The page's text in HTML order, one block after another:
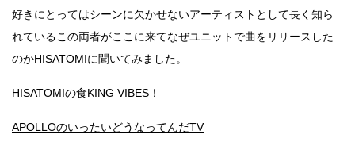
好きにとってはシーンに欠かせないアーティストとして長く知ら
れているこの両者がここに来てなぜユニットで曲をリリースした
のかHISATOMIに聞いてみました。
HISATOMIの食KING VIBES！
APOLLOのいったいどうなってんだTV